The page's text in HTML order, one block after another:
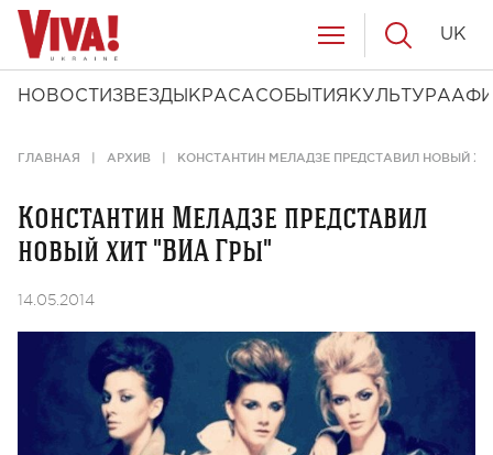
НОВОСТИ ЗВЕЗДЫ КРАСАСОБЫТИЯ КУЛЬТУРА
UK
ГЛАВНАЯ АРХИВ КОНСТАНТИН МЕЛАДЗЕ ПРЕДСТАВИЛ НОВЫЙ
Константин Меладзе представил
новый хит "ВИА Гры"
14.05.2014